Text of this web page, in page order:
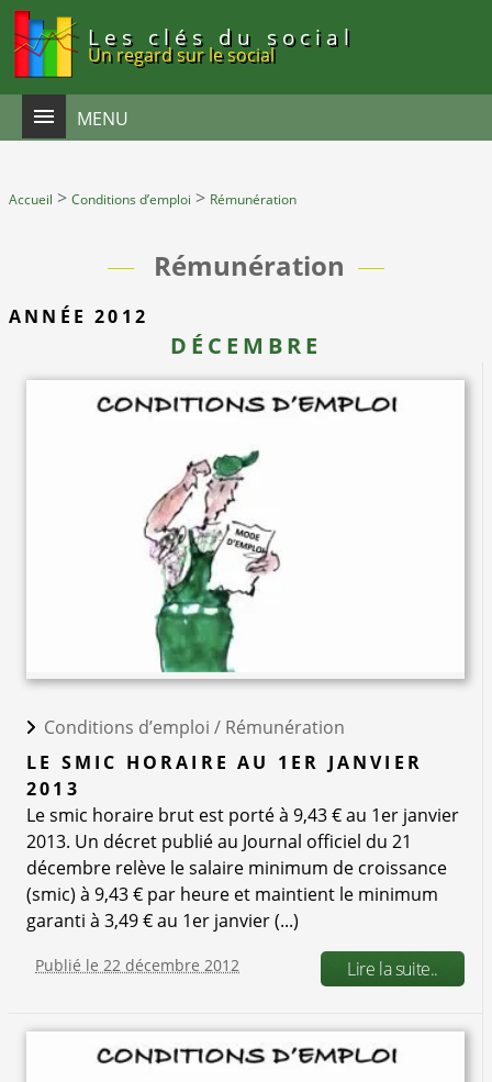
Les clés du social
Un regard sur le social
MENU
Accueil > Conditions d’emploi > Rémunération
Rémunération
ANNÉE 2012
DÉCEMBRE
Conditions d’emploi / Rémunération
LE SMIC HORAIRE AU 1ER JANVIER
2013
Le smic horaire brut est porté à 9,43 € au 1er janvier
2013. Un décret publié au Journal officiel du 21
décembre relève le salaire minimum de croissance
(smic) à 9,43 € par heure et maintient le minimum
garanti à 3,49 € au 1er janvier (...)
Publié le 22 décembre 2012 Lire la suite..
Panneau de gestion des cookies